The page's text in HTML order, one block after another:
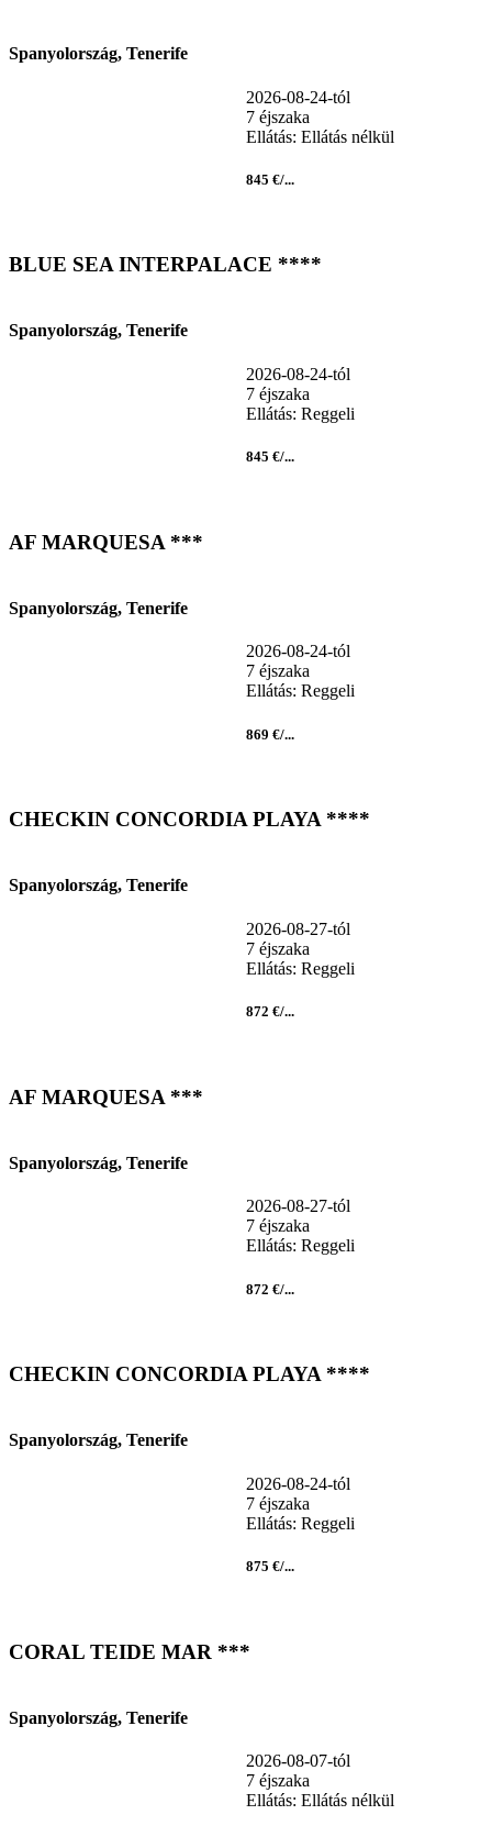
Spanyolország, Tenerife
2026-08-24-tól
7 éjszaka
Ellátás: Ellátás nélkül
845 €/...
BLUE SEA INTERPALACE ****
Spanyolország, Tenerife
2026-08-24-tól
7 éjszaka
Ellátás: Reggeli
845 €/...
AF MARQUESA ***
Spanyolország, Tenerife
2026-08-24-tól
7 éjszaka
Ellátás: Reggeli
869 €/...
CHECKIN CONCORDIA PLAYA ****
Spanyolország, Tenerife
2026-08-27-tól
7 éjszaka
Ellátás: Reggeli
872 €/...
AF MARQUESA ***
Spanyolország, Tenerife
2026-08-27-tól
7 éjszaka
Ellátás: Reggeli
872 €/...
CHECKIN CONCORDIA PLAYA ****
Spanyolország, Tenerife
2026-08-24-tól
7 éjszaka
Ellátás: Reggeli
875 €/...
CORAL TEIDE MAR ***
Spanyolország, Tenerife
2026-08-07-tól
7 éjszaka
Ellátás: Ellátás nélkül